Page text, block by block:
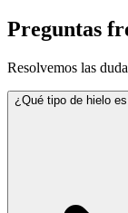
Preguntas
Resolvemos las
¿Qué tipo de hielo